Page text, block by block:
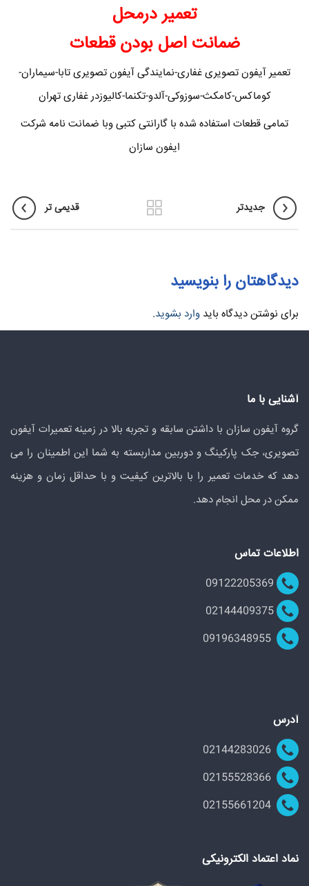
تعمیر درمحل
ضمانت اصل بودن قطعات
تعمیر آیفون تصویری غفاری-نمایندگی آیفون تصویری تابا-سیماران-
کوماکس-کامکث-سوزوکی-آلدو-تکنما-کالیوزدر غفاری تهران
تمامی قطعات استفاده شده با گارانتی کتبی وبا ضمانت نامه شرکت
ایفون سازان
جدیدتر قدیمی تر
دیدگاهتان را بنویسید
برای نوشتن دیدگاه باید وارد بشوید.
آشنایی با ما
گروه آیفون سازان با داشتن سابقه و تجربه بالا در زمینه تعمیرات آیفون
تصویری، جک پارکینگ و دوربین مداربسته به شما این اطمینان را می
دهد که خدمات تعمیر را با بالاترین کیفیت و با حداقل زمان و هزینه
ممکن در محل انجام دهد.
اطلاعات تماس
آدرس
نماد اعتماد الکترونیکی